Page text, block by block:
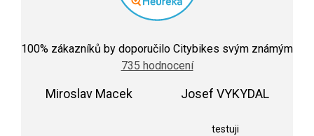
hodnocení
obchodu
je
100% zákazníků by doporučilo Citybikes svým známým
735 hodnocení
Miroslav Macek Josef VYKYDAL
testuji